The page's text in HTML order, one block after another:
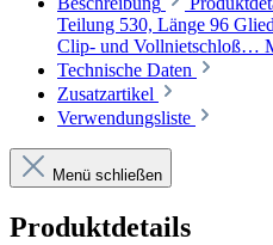
Teilung 530, Länge 96
Clip- und Vollnietschloß…
Technische Daten
Zusatzartikel
Verwendungsliste
Menü schließen
Produktdetails